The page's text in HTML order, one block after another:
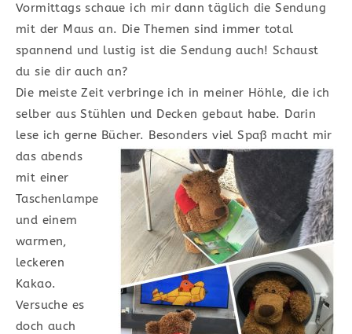
Vormittags schaue ich mir dann täglich die Sendung
mit der Maus an. Die Themen sind immer total
spannend und lustig ist die Sendung auch! Schaust
du sie dir auch an?
Die meiste Zeit verbringe ich in meiner Höhle, die ich
selber aus Stühlen und Decken gebaut habe. Darin
lese ich gerne Bücher. Besonders viel Spaß macht mir
das abends
mit einer
Taschenlampe
und einem
warmen,
leckeren
Kakao.
Versuche es
doch auch